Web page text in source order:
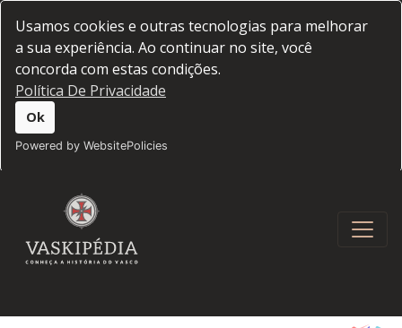
Usamos cookies e outras tecnologias para melhorar
a sua experiência. Ao continuar no site, você
concorda com estas condições.
Política De Privacidade
Ok
Powered by WebsitePolicies